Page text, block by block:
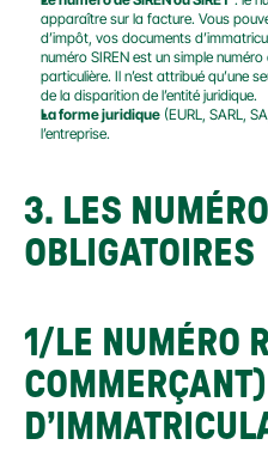
apparaître sur la facture. Vous
d’impôt, vos documents
numéro SIREN est un simple
particulière. Il n’est attribué qu’une
de la disparition de l’entité juridique.
La forme juridique (EURL, SARL,
l’entreprise.
3. LES
OBLIGATOIRES
1/LE NUMÉRO